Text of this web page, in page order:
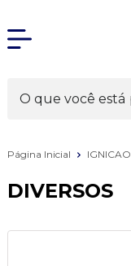
Página Inicial IGNICAO
DIVERSOS